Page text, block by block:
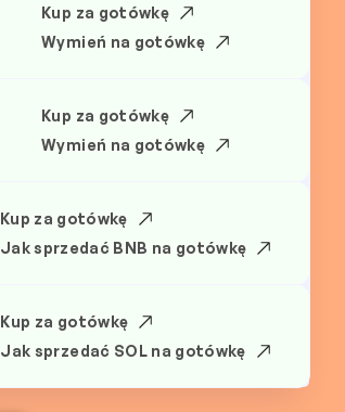
Kup za gotówkę
Wymień na gotówkę
Kup za gotówkę
Wymień na gotówkę
Kup za gotówkę
Jak sprzedać BNB na gotówkę
Kup za gotówkę
Jak sprzedać SOL na gotówkę